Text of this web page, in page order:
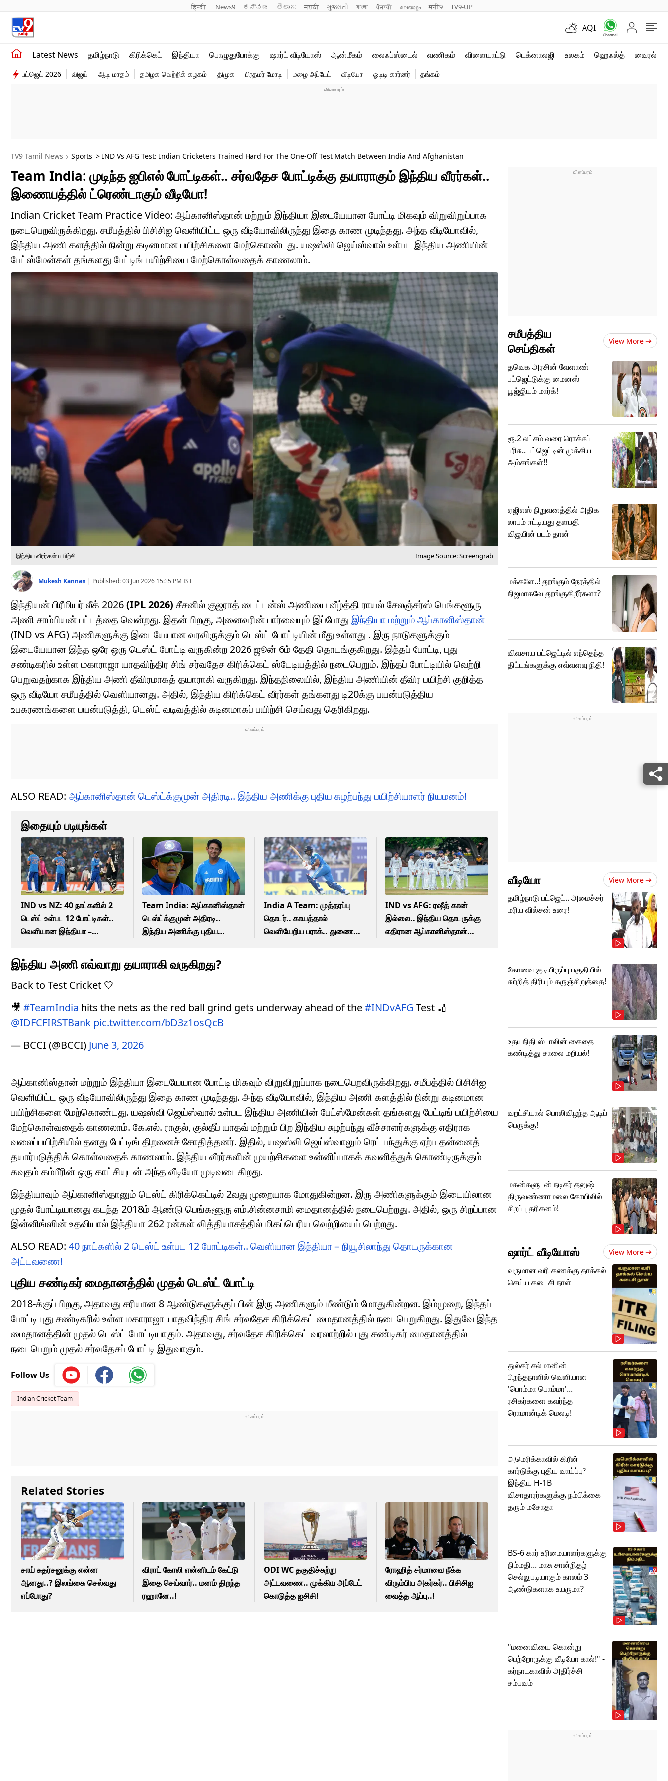
हिन्दी News9 ಕನ್ನಡ తెలుగు मराठी ગુજરાતી বাংলা ਪੰਜਾਬੀ മലയാളം मनी9 TV9-UP
AQI
Latest News தமிழ்நாடு கிரிக்கெட் இந்தியா பொழுதுபோக்கு ஷார்ட் வீடியோஸ் ஆன்மீகம் லைஃப்ஸ்டைல் வணிகம் விளையாட்டு டெக்னாலஜி உலகம் ஹெஃல்த் வைரல்
சமீபத்திய செய்திகள்
தமிழ்நாடு
விளையாட்டு
வணிகம்
வைரல்
பட்ஜெட் 2026 விஜய் ஆடி மாதம் தமிழக வெற்றிக் கழகம் திமுக பிரதமர் மோடி மழை அப்டேட் வீடியோ ஓடிடி கார்னர் தங்கம்
TV9 Tamil News Sports > IND Vs AFG Test: Indian Cricketers Trained Hard For The One-Off Test Match Between India And Afghanistan
Team India: முடிந்த ஐபிஎல் போட்டிகள்.. சர்வதேச போட்டிக்கு தயாராகும் இந்திய வீரர்கள்..
இணையத்தில் ட்ரெண்டாகும் வீடியோ!
Indian Cricket Team Practice Video: ஆப்கானிஸ்தான் மற்றும் இந்தியா இடையேயான போட்டி மிகவும் விறுவிறுப்பாக
நடைபெறவிருக்கிறது. சமீபத்தில் பிசிசிஐ வெளியிட்ட ஒரு வீடியோவிலிருந்து இதை காண முடிந்தது. அந்த வீடியோவில்,
இந்திய அணி களத்தில் நின்று கடினமான பயிற்சிகளை மேற்கொண்டது. யஷஸ்வி ஜெய்ஸ்வால் உள்பட இந்திய அணியின்
பேட்ஸ்மேன்கள் தங்களது பேட்டிங் பயிற்சியை மேற்கொள்வதைக் காணலாம்.
இந்திய வீரர்கள் பயிற்சி Image Source: Screengrab
Mukesh Kannan | Published:03 Jun 2026 15:35 PM IST
இந்தியன் பிரீமியர் லீக் 2026(IPL 2026) சீசனில் குஜராத் டைட்டன்ஸ் அணியை வீழ்த்தி ராயல் சேலஞ்சர்ஸ் பெங்களூரு
அணி சாம்பியன் பட்டத்தை வென்றது. இதன் பிறகு, அனைவரின் பார்வையும் இப்போது இந்தியா மற்றும் ஆப்கானிஸ்தான்
(IND vs AFG) அணிகளுக்கு இடையேயான வரவிருக்கும் டெஸ்ட் போட்டியின் மீது உள்ளது . இரு நாடுகளுக்கும்
இடையேயான இந்த ஒரே ஒரு டெஸ்ட் போட்டி வருகின்ற 2026 ஜூன் 6ம் தேதி தொடங்குகிறது. இந்தப் போட்டி, புது
சண்டிகரில் உள்ள மகாராஜா யாதவிந்திர சிங் சர்வதேச கிரிக்கெட் ஸ்டேடியத்தில் நடைபெறும். இந்தப் போட்டியில் வெற்றி
பெறுவதற்காக இந்திய அணி தீவிரமாகத் தயாராகி வருகிறது. இந்தநிலையில், இந்திய அணியின் தீவிர பயிற்சி குறித்த
ஒரு வீடியோ சமீபத்தில் வெளியானது. அதில், இந்திய கிரிக்கெட் வீரர்கள் தங்களது டி20க்கு பயன்படுத்திய
உபகரணங்களை பயன்படுத்தி, டெஸ்ட் வடிவத்தில் கடினமாகப் பயிற்சி செய்வது தெரிகிறது.
ALSO READ: ஆப்கானிஸ்தான் டெஸ்ட்க்குமுன் அதிரடி.. இந்திய அணிக்கு புதிய சுழற்பந்து பயிற்சியாளர் நியமனம்!
இதையும் படியுங்கள்
IND vs NZ: 40 நாட்களில் 2
டெஸ்ட் உள்பட 12 போட்டிகள்..
வெளியான இந்தியா –
அட்டவணை!
Team India: ஆப்கானிஸ்தான்
டெஸ்ட்க்குமுன் அதிரடி..
இந்திய அணிக்கு புதிய
நியமனம்!
India A Team: முத்தரப்பு
தொடர்.. காயத்தால்
வெளியேறிய பராக்.. துணை
IND vs AFG: ரஷீத் கான்
இல்லை.. இந்திய தொடருக்கு
எதிரான ஆப்கானிஸ்தான்
இந்திய அணி எவ்வாறு தயாராகி வருகிறது?
Back to Test Cricket 🤍
🎥 #TeamIndia hits the nets as the red ball grind gets underway ahead of the#INDvAFG Test 🏏
@IDFCFIRSTBank pic.twitter.com/bD3z1osQcB
— BCCI (@BCCI) June 3, 2026
ஆப்கானிஸ்தான் மற்றும் இந்தியா இடையேயான போட்டி மிகவும் விறுவிறுப்பாக நடைபெறவிருக்கிறது. சமீபத்தில் பிசிசிஐ
வெளியிட்ட ஒரு வீடியோவிலிருந்து இதை காண முடிந்தது. அந்த வீடியோவில், இந்திய அணி களத்தில் நின்று கடினமான
பயிற்சிகளை மேற்கொண்டது. யஷஸ்வி ஜெய்ஸ்வால் உள்பட இந்திய அணியின் பேட்ஸ்மேன்கள் தங்களது பேட்டிங் பயிற்சியை
மேற்கொள்வதைக் காணலாம். கே.எல். ராகுல், குல்தீப் யாதவ் மற்றும் பிற இந்திய சுழற்பந்து வீச்சாளர்களுக்கு எதிராக
வலைப்பயிற்சியில் தனது பேட்டிங் திறனைச் சோதித்தனர். இதில், யஷஸ்வி ஜெய்ஸ்வாலும் ரெட் பந்துக்கு ஏற்ப தன்னைத்
தயார்படுத்திக் கொள்வதைக் காணலாம். இந்திய வீரர்களின் முயற்சிகளை உன்னிப்பாகக் கவனித்துக் கொண்டிருக்கும்
கவுதம் கம்பீரின் ஒரு காட்சியுடன் அந்த வீடியோ முடிவடைகிறது.
இந்தியாவும் ஆப்கானிஸ்தானும் டெஸ்ட் கிரிக்கெட்டில் 2வது முறையாக மோதுகின்றன. இரு அணிகளுக்கும் இடையிலான
முதல் போட்டியானது கடந்த 2018ம் ஆண்டு பெங்களூரு எம்.சின்னசாமி மைதானத்தில் நடைபெற்றது. அதில், ஒரு சிறப்பான
இன்னிங்ஸின் உதவியால் இந்தியா 262 ரன்கள் வித்தியாசத்தில் மிகப்பெரிய வெற்றியைப் பெற்றது.
ALSO READ: 40 நாட்களில் 2 டெஸ்ட் உள்பட 12 போட்டிகள்.. வெளியான இந்தியா – நியூசிலாந்து தொடருக்கான
அட்டவணை!
புதிய சண்டிகர் மைதானத்தில் முதல் டெஸ்ட் போட்டி
2018-க்குப் பிறகு, அதாவது சரியான 8 ஆண்டுகளுக்குப் பின் இரு அணிகளும் மீண்டும் மோதுகின்றன. இம்முறை, இந்தப்
போட்டி புது சண்டிகரில் உள்ள மகாராஜா யாதவிந்திர சிங் சர்வதேச கிரிக்கெட் மைதானத்தில் நடைபெறுகிறது. இதுவே இந்த
மைதானத்தின் முதல் டெஸ்ட் போட்டியாகும். அதாவது, சர்வதேச கிரிக்கெட் வரலாற்றில் புது சண்டிகர் மைதானத்தில்
நடைபெறும் முதல் சர்வதேசப் போட்டி இதுவாகும்.
Follow Us
Indian Cricket Team
Related Stories
சாய் சுதர்சனுக்கு என்ன
ஆனது..? இலங்கை செல்வது
எப்போது?
விராட் கோலி என்னிடம் கேட்டு
இதை செய்வார்.. மனம் திறந்த
ரஹானே..!
ODI WC தகுதிச்சுற்று
அட்டவணை.. முக்கிய அப்டேட்
கொடுத்த ஐசிசி!
ரோஹித் சர்மாவை நீக்க
விரும்பிய அகர்கர்.. பிசிசிஐ
வைத்த ஆப்பு..!
சமீபத்திய
செய்திகள்
View More
தவெக அரசின் வேளாண்
பட்ஜெட்டுக்கு மைனஸ்
பூஜ்ஜியம் மார்க்!
ரூ.2 லட்சம் வரை ரொக்கப்
பரிசு.. பட்ஜெட்டின் முக்கிய
அம்சங்கள்!!
ஏஜிஎஸ் நிறுவனத்தில் அதிக
லாபம் ஈட்டியது தளபதி
விஜயின் படம் தான்
மக்களே..! தூங்கும் நேரத்தில்
நிஜமாகவே தூங்குகிறீர்களா?
விவசாய பட்ஜெட்டில் எந்தெந்த
திட்டங்களுக்கு எவ்வளவு நிதி!
வீடியோ View More
தமிழ்நாடு பட்ஜெட்.. அமைச்சர்
மரிய வில்சன் உரை!
கோவை குடியிருப்பு பகுதியில்
சுற்றித் திரியும் கருஞ்சிறுத்தை!
உதயநிதி ஸ்டாலின் கைதை
கண்டித்து சாலை மறியல்!
வறட்சியால் பொலிவிழந்த ஆடிப்
பெருக்கு!
மகன்களுடன் நடிகர் தனுஷ்
திருவண்ணாமலை கோயிலில்
சிறப்பு தரிசனம்!
ஷார்ட் வீடியோஸ் View More
வருமான வரி கணக்கு தாக்கல்
செய்ய கடைசி நாள்
துல்கர் சல்மானின்
பிறந்தநாளில் வெளியான
'பொம்மா பொம்மா'...
ரசிகர்களை கவர்ந்த
ரொமான்டிக் மெலடி!
அமெரிக்காவில் கிரீன்
கார்டுக்கு புதிய வாய்ப்பு?
இந்திய H-1B
விசாதாரர்களுக்கு நம்பிக்கை
தரும் மசோதா
BS-6 கார் உரிமையாளர்களுக்கு
நிம்மதி... மாசு சான்றிதழ்
செல்லுபடியாகும் காலம் 3
ஆண்டுகளாக உயருமா?
"மனைவியை கொன்று
பெற்றோருக்கு வீடியோ கால்!" -
கர்நாடகாவில் அதிர்ச்சி
சம்பவம்